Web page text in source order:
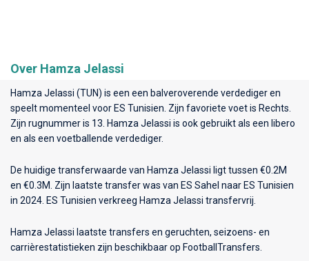
Over Hamza Jelassi
Hamza Jelassi (TUN) is een een balveroverende verdediger en
speelt momenteel voor ES Tunisien . Zijn favoriete voet is Rechts.
Zijn rugnummer is 13. Hamza Jelassi is ook gebruikt als een libero
en als een voetballende verdediger.
De huidige transferwaarde van Hamza Jelassi ligt tussen €0.2M
en €0.3M. Zijn laatste transfer was van ES Sahel naar ES Tunisien
in 2024. ES Tunisien verkreeg Hamza Jelassi transfervrij.
Hamza Jelassi laatste transfers en geruchten, seizoens- en
carrièrestatistieken zijn beschikbaar op FootballTransfers.